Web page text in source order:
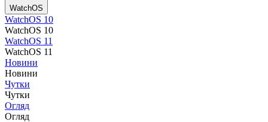
WatchOS
WatchOS 10
WatchOS 10
WatchOS 11
WatchOS 11
Новини
Новини
Чутки
Чутки
Огляд
Огляд